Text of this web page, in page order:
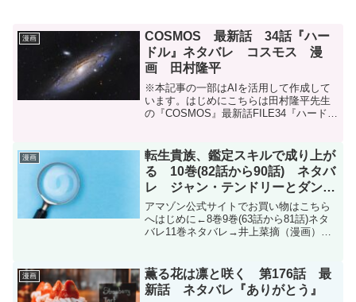
漫画
COSMOS 最新話 34話『ハー
ドル』ネタバレ コスモス 漫
画 田村隆平
※本記事の一部はAIを活用して作成して
います。はじめにこちらは田村隆平先生
の『COSMOS』最新話FILE34『ハード
ます。月刊サンデーGX 2026年4月号...
漫画
転生貴族、鑑定スキルで成り上が
る 10巻(82話から90話) ネタバ
レ ジャン・テンドリーとダン・
アレースト
アマゾン公式サイトでお買い物はこちら
へはじめに←8巻9巻(63話から81話)ネタ
バレ11巻ネタバレ→井上菜摘（漫画）・
がる 〜弱小領地を受け継いだので、優秀
な人材...
漫画
薫る花は凛と咲く 第176話 最
新話 ネタバレ『ありがとう』